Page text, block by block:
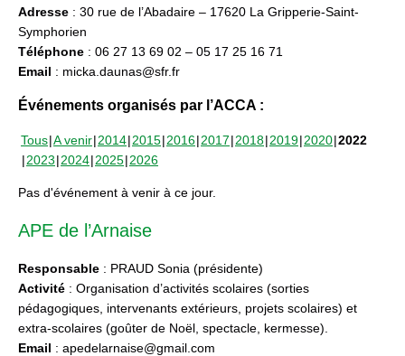
Adresse : 30 rue de l’Abadaire – 17620 La Gripperie-Saint-
Symphorien
Téléphone : 06 27 13 69 02 – 05 17 25 16 71
Email : micka.daunas@sfr.fr
Événements organisés par l’ACCA :
Tous A venir 2014 2015 2016 2017 2018 2019 2020 2022
2023 2024 2025 2026
Pas d'événement à venir à ce jour.
APE de l’Arnaise
Responsable : PRAUD Sonia (présidente)
Activité : Organisation d’activités scolaires (sorties
pédagogiques, intervenants extérieurs, projets scolaires) et
extra-scolaires (goûter de Noël, spectacle, kermesse).
Email : apedelarnaise@gmail.com